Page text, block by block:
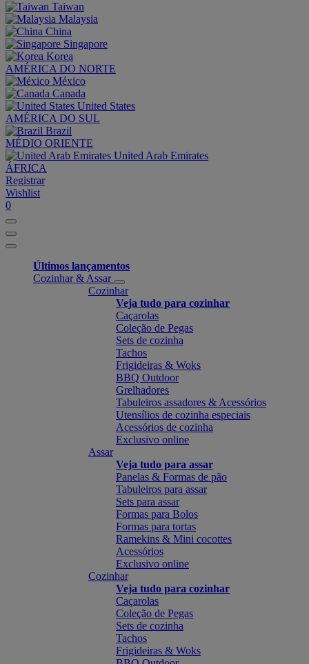
Taiwan
Malaysia
China
Singapore
Korea
AMÉRICA DO NORTE
México
Canada
United States
AMÉRICA DO SUL
Brazil
MÉDIO ORIENTE
United Arab Emirates
ÁFRICA
Registrar
Wishlist
0
Últimos lançamentos
Cozinhar & Assar
Cozinhar
Veja tudo para cozinhar
Caçarolas
Coleção de Pegas
Sets de cozinha
Tachos
Frigideiras & Woks
BBQ Outdoor
Grelhadores
Tabuleiros assadores & Acessórios
Utensílios de cozinha especiais
Acessórios de cozinha
Exclusivo online
Assar
Veja tudo para assar
Panelas & Formas de pão
Tabuleiros para assar
Sets para assar
Formas para Bolos
Formas para tortas
Ramekins & Mini cocottes
Acessórios
Exclusivo online
Cozinhar
Veja tudo para cozinhar
Caçarolas
Coleção de Pegas
Sets de cozinha
Tachos
Frigideiras & Woks